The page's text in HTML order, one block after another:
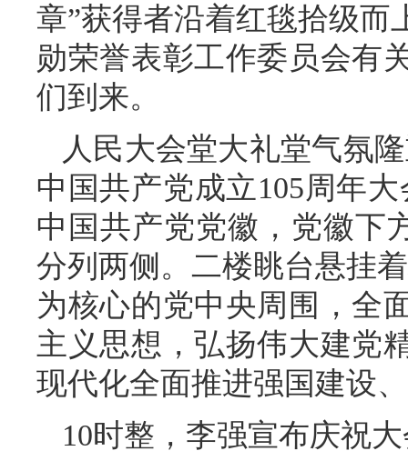
章”获得者沿着红毯拾级而
勋荣誉表彰工作委员会有
们到来。
人民大会堂大礼堂气氛
中国共产党成立105周年
中国共产党党徽，党徽下
分列两侧。二楼眺台悬挂
为核心的党中央周围，全
主义思想，弘扬伟大建党
现代化全面推进强国建设
10时整，李强宣布庆祝